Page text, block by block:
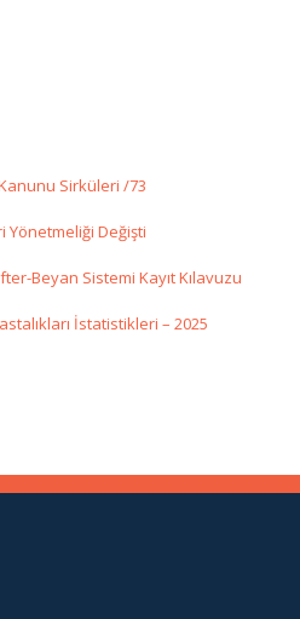
Sirküleri /73
Yönetmeliği Değişti
Beyan Sistemi Kayıt Kılavuzu
İstatistikleri – 2025